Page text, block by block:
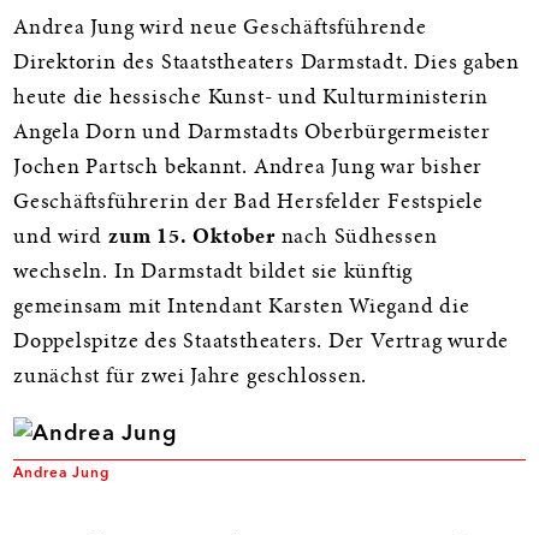
Andrea Jung wird neue Geschäftsführende
Direktorin des Staatstheaters Darmstadt. Dies gaben
heute die hessische Kunst- und Kulturministerin
Angela Dorn und Darmstadts Oberbürgermeister
Jochen Partsch bekannt. Andrea Jung war bisher
Geschäftsführerin der Bad Hersfelder Festspiele
und wirdzum 15. Oktobernach Südhessen
wechseln. In Darmstadt bildet sie künftig
gemeinsam mit Intendant Karsten Wiegand die
Doppelspitze des Staatstheaters. Der Vertrag wurde
zunächst für zwei Jahre geschlossen.
Andrea Jung